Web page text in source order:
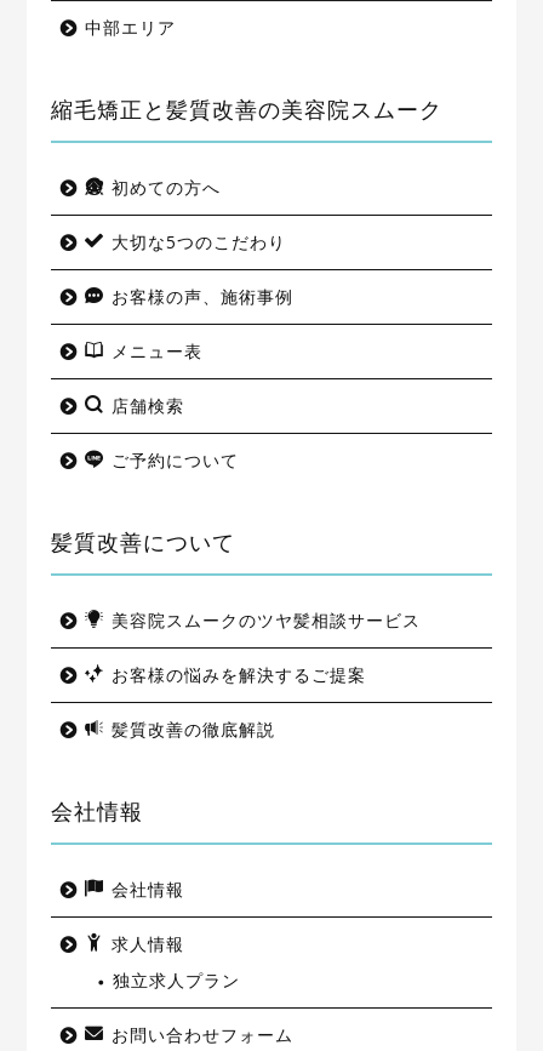
中部エリア
縮毛矯正と髪質改善の美容院スムーク
初めての方へ
大切な5つのこだわり
お客様の声、施術事例
メニュー表
店舗検索
ご予約について
髪質改善について
美容院スムークのツヤ髪相談サービス
お客様の悩みを解決するご提案
髪質改善の徹底解説
会社情報
会社情報
求人情報
独立求人プラン
お問い合わせフォーム